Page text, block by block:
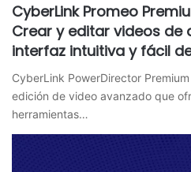
CyberLink Promeo
Crear y editar videos de
interfaz intuitiva y fácil
CyberLink PowerDirector
edición de video avanzado que
herramientas…